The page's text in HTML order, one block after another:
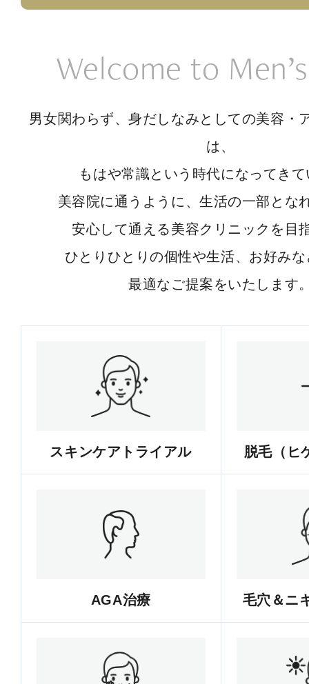
Welcome to
男女関わらず、身だしなみとしての美容・
は、
もはや常識という時代になってき
美容院に通うように、生活の一部とな
安心して通える美容クリニックを目
ひとりひとりの個性や生活、お好み
最適なご提案をいたします
スキンケアトライアル 脱毛（ヒ
AGA治療 毛穴＆ニ